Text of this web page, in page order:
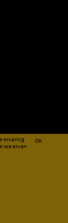
ervaring
we ervan
OK